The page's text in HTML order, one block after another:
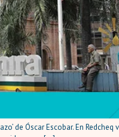
de Óscar Escobar. En